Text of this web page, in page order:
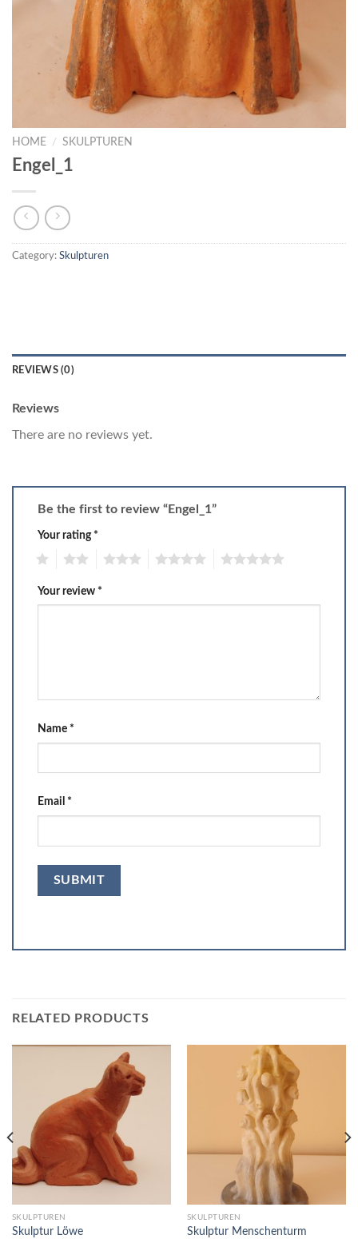
HOME / SKULPTUREN
Engel_1
Category: Skulpturen
REVIEWS (0)
Reviews
There are no reviews yet.
Be the first to review “Engel_1”
Your rating *
Your review *
Name *
Email *
RELATED PRODUCTS
SKULPTUREN
Skulptur Löwe
SKULPTUREN
Skulptur Menschenturm